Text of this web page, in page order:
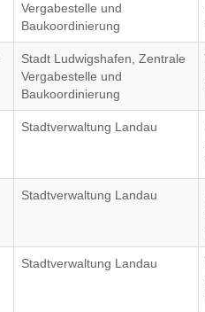
Vergabestelle und
Baukoordinierung
Stadt Ludwigshafen, Zentrale
Vergabestelle und
Baukoordinierung
Stadtverwaltung Landau
Stadtverwaltung Landau
Stadtverwaltung Landau